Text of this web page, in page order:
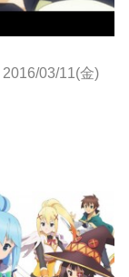
2016/03/11(金)